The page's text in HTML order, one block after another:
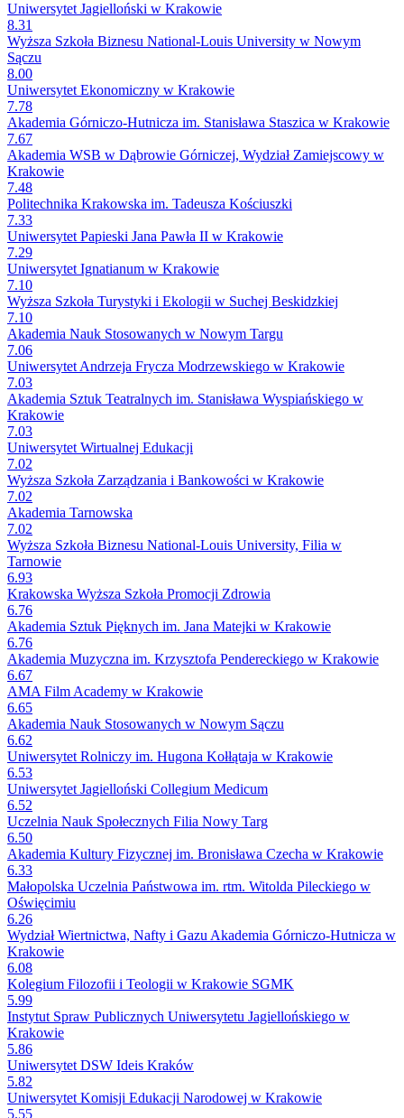
Uniwersytet Jagielloński w Krakowie
8.31
Wyższa Szkoła Biznesu National-Louis University w Nowym
Sączu
8.00
Uniwersytet Ekonomiczny w Krakowie
7.78
Akademia Górniczo-Hutnicza im. Stanisława Staszica w Krakowie
7.67
Akademia WSB w Dąbrowie Górniczej, Wydział Zamiejscowy w
Krakowie
7.48
Politechnika Krakowska im. Tadeusza Kościuszki
7.33
Uniwersytet Papieski Jana Pawła II w Krakowie
7.29
Uniwersytet Ignatianum w Krakowie
7.10
Wyższa Szkoła Turystyki i Ekologii w Suchej Beskidzkiej
7.10
Akademia Nauk Stosowanych w Nowym Targu
7.06
Uniwersytet Andrzeja Frycza Modrzewskiego w Krakowie
7.03
Akademia Sztuk Teatralnych im. Stanisława Wyspiańskiego w
Krakowie
7.03
Uniwersytet Wirtualnej Edukacji
7.02
Wyższa Szkoła Zarządzania i Bankowości w Krakowie
7.02
Akademia Tarnowska
7.02
Wyższa Szkoła Biznesu National-Louis University, Filia w
Tarnowie
6.93
Krakowska Wyższa Szkoła Promocji Zdrowia
6.76
Akademia Sztuk Pięknych im. Jana Matejki w Krakowie
6.76
Akademia Muzyczna im. Krzysztofa Pendereckiego w Krakowie
6.67
AMA Film Academy w Krakowie
6.65
Akademia Nauk Stosowanych w Nowym Sączu
6.62
Uniwersytet Rolniczy im. Hugona Kołłątaja w Krakowie
6.53
Uniwersytet Jagielloński Collegium Medicum
6.52
Uczelnia Nauk Społecznych Filia Nowy Targ
6.50
Akademia Kultury Fizycznej im. Bronisława Czecha w Krakowie
6.33
Małopolska Uczelnia Państwowa im. rtm. Witolda Pileckiego w
Oświęcimiu
6.26
Wydział Wiertnictwa, Nafty i Gazu Akademia Górniczo-Hutnicza w
Krakowie
6.08
Kolegium Filozofii i Teologii w Krakowie SGMK
5.99
Instytut Spraw Publicznych Uniwersytetu Jagiellońskiego w
Krakowie
5.86
Uniwersytet DSW Ideis Kraków
5.82
Uniwersytet Komisji Edukacji Narodowej w Krakowie
5.55